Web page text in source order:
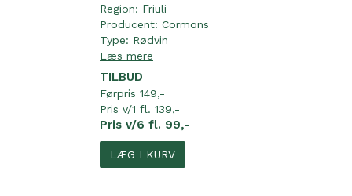
Region: Friuli
Producent: Cormons
Type: Rødvin
Læs mere
TILBUD
Førpris 149,-
Pris v/1 fl. 139,-
Pris v/6 fl. 99,-
LÆG I KURV